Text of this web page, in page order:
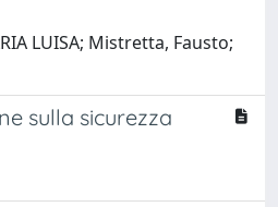
LUISA; Mistretta, Fausto;
sulla sicurezza